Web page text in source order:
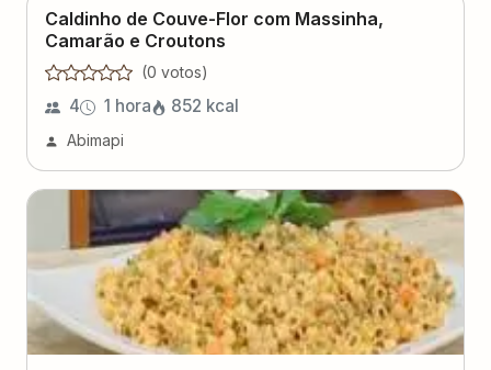
Caldinho de Couve-Flor com Massinha,
Camarão e Croutons
(0 votos)
4 1 hora 852 kcal
Abimapi